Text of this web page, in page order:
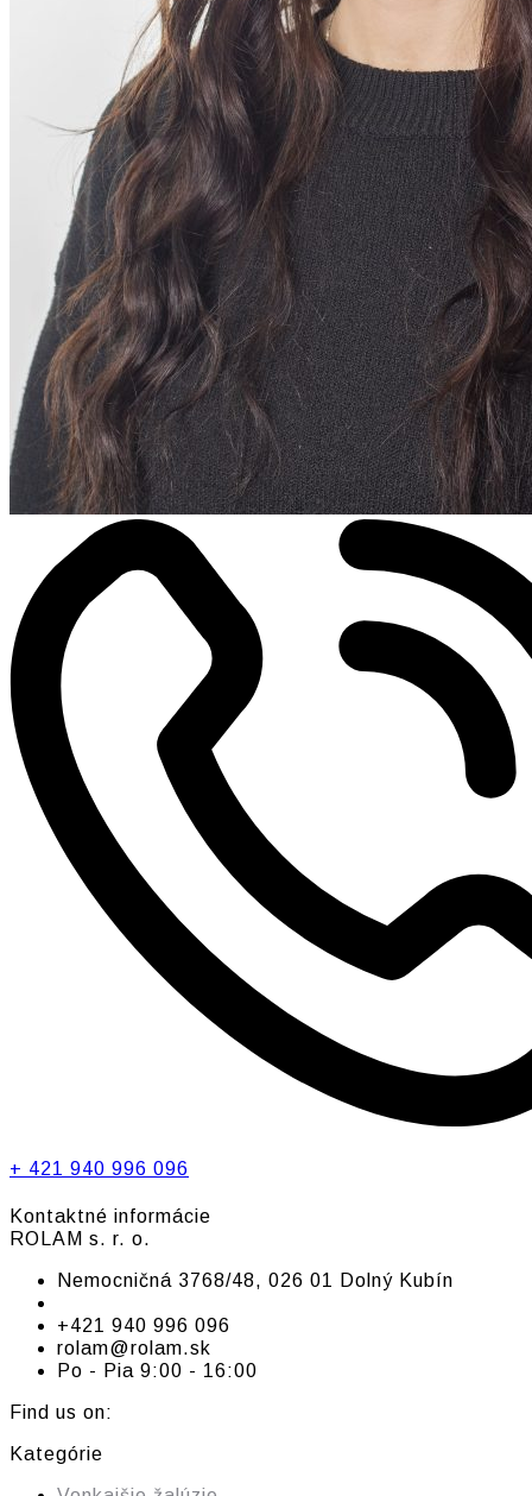
+ 421 940 996 096
Kontaktné informácie
ROLAM s. r. o.
Nemocničná 3768/48, 026 01 Dolný Kubín
+421 940 996 096
rolam@rolam.sk
Po - Pia 9:00 - 16:00
Find us on:
Facebook
Linkedin
Instagram
Kategórie